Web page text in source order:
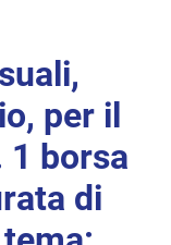
per il
borsa
di